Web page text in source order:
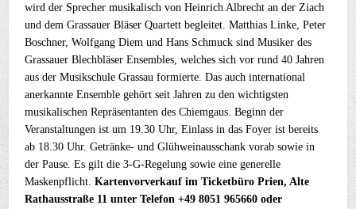
wird der Sprecher musikalisch von Heinrich Albrecht an der Ziach
und dem Grassauer Bläser Quartett begleitet. Matthias Linke, Peter
Boschner, Wolfgang Diem und Hans Schmuck sind Musiker des
Grassauer Blechbläser Ensembles, welches sich vor rund 40 Jahren
aus der Musikschule Grassau formierte. Das auch international
anerkannte Ensemble gehört seit Jahren zu den wichtigsten
musikalischen Repräsentanten des Chiemgaus. Beginn der
Veranstaltungen ist um 19.30 Uhr, Einlass in das Foyer ist bereits
ab 18.30 Uhr. Getränke- und Glühweinausschank vorab sowie in
der Pause. Es gilt die 3-G-Regelung sowie eine generelle
Maskenpflicht.Kartenvorverkauf im Ticketbüro Prien, Alte
Rathausstraße 11 unter Telefon +49 8051 965660 oder